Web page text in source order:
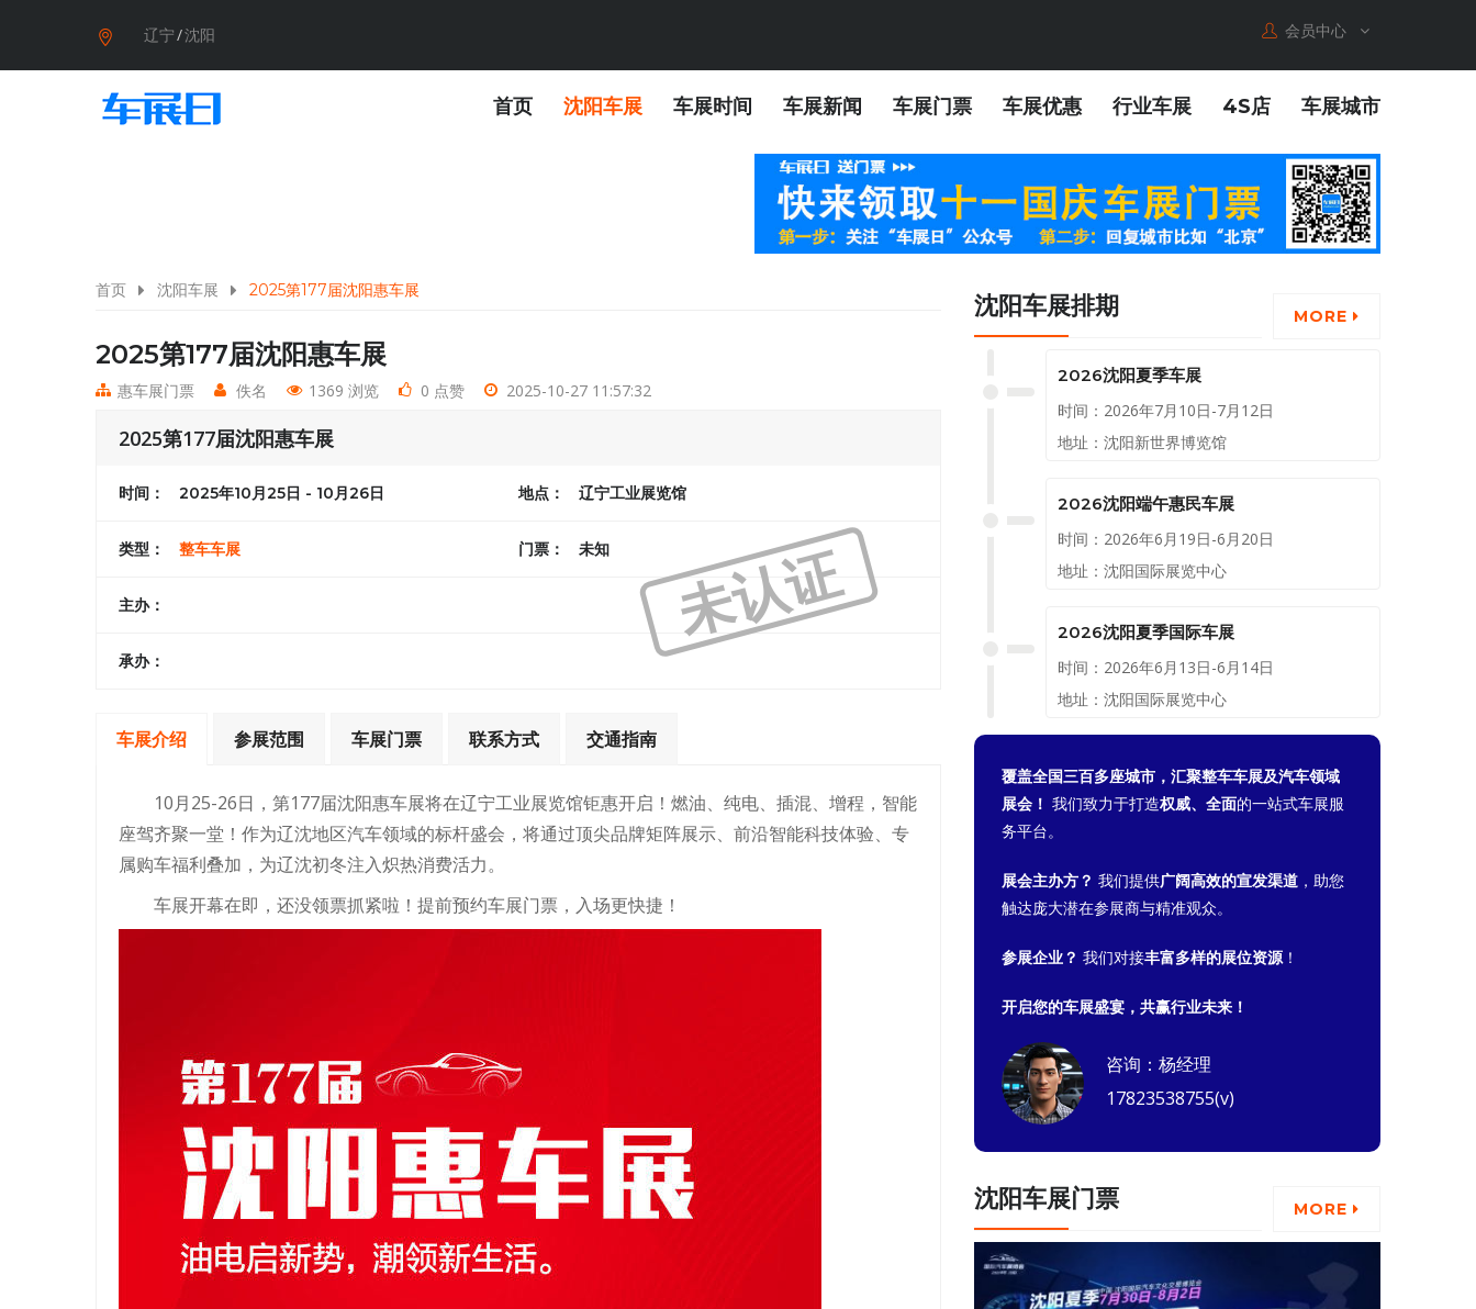
辽宁/沈阳 会员中心
首页 沈阳车展 车展时间 车展新闻 车展门票 车展优惠 行业车展 4S店 车展城市
首页 沈阳车展 2025第177届沈阳惠车展
2025第177届沈阳惠车展
惠车展门票 佚名 1369 浏览 0 点赞 2025-10-27 11:57:32
2025第177届沈阳惠车展
未认证
时间： 2025年10月25日 - 10月26日 地点： 辽宁工业展览馆
类型： 整车车展 门票： 未知
主办：
承办：
车展介绍 参展范围 车展门票 联系方式 交通指南
10月25-26日，第177届沈阳惠车展将在辽宁工业展览馆钜惠开启！燃油、纯电、插混、增程，智能
座驾齐聚一堂！作为辽沈地区汽车领域的标杆盛会，将通过顶尖品牌矩阵展示、前沿智能科技体验、专
属购车福利叠加，为辽沈初冬注入炽热消费活力。
车展开幕在即，还没领票抓紧啦！提前预约车展门票，入场更快捷！
沈阳车展排期 MORE
2026沈阳夏季车展
时间：2026年7月10日-7月12日
地址：沈阳新世界博览馆
2026沈阳端午惠民车展
时间：2026年6月19日-6月20日
地址：沈阳国际展览中心
2026沈阳夏季国际车展
时间：2026年6月13日-6月14日
地址：沈阳国际展览中心
覆盖全国三百多座城市，汇聚整车车展及汽车领域
展会！ 我们致力于打造权威、全面的一站式车展服
务平台。
展会主办方？ 我们提供广阔高效的宣发渠道 ，助您
触达庞大潜在参展商与精准观众。
参展企业？ 我们对接丰富多样的展位资源！
开启您的车展盛宴，共赢行业未来！
咨询：杨经理
17823538755(v)
沈阳车展门票 MORE